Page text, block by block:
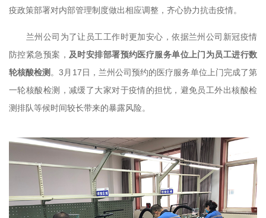
疫政策部署对内部管理制度做出相应调整，齐心协力抗击疫情。
兰州公司为了让员工工作时更加安心，依据兰州公司新冠疫情
防控紧急预案， 及时安排部署预约医疗服务单位上门为员工进行数
轮核酸检测 。3月17日，兰州公司预约的医疗服务单位上门完成了第
一轮核酸检测，减缓了大家对于疫情的担忧，避免员工外出核酸检
测排队等候时间较长带来的暴露风险。